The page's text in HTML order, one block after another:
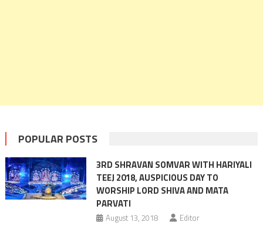
POPULAR POSTS
3RD SHRAVAN SOMVAR WITH HARIYALI
TEEJ 2018, AUSPICIOUS DAY TO
WORSHIP LORD SHIVA AND MATA
PARVATI
August 13, 2018 Editor